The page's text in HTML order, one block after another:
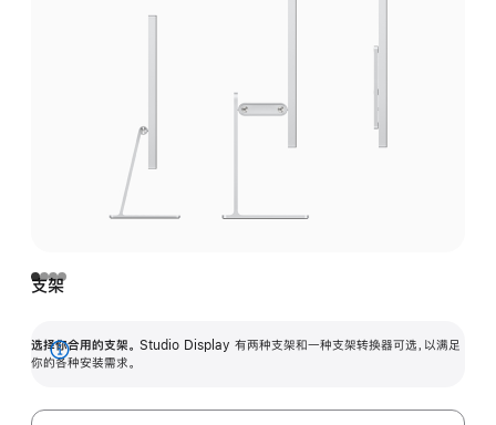
支架
选择你合用的支架。 Studio Display 有两种支架和一种支架转换器可选，以满足
你的各种安装需求。
展